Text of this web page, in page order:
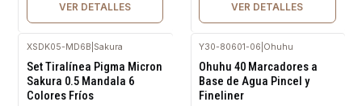
VER DETALLES VER DETALLES
XSDK05-MD6B Sakura
Set Tiralínea Pigma Micron
Sakura 0.5 Mandala 6
Colores Fríos
Y30-80601-06 Ohuhu
Ohuhu 40 Marcadores a
Base de Agua Pincel y
Fineliner